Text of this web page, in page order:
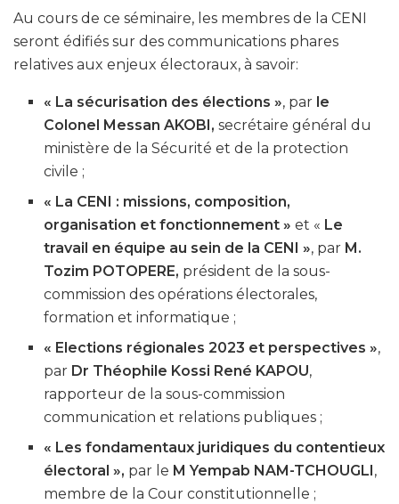
Au cours de ce séminaire, les membres de la CENI
seront édifiés sur des communications phares
relatives aux enjeux électoraux, à savoir:
« La sécurisation des élections », par le
Colonel Messan AKOBI, secrétaire général du
ministère de la Sécurité et de la protection
civile ;
« La CENI : missions, composition,
organisation et fonctionnement » et « Le
travail en équipe au sein de la CENI », par M.
Tozim POTOPERE, président de la sous-
commission des opérations électorales,
formation et informatique ;
« Elections régionales 2023 et perspectives »,
par Dr Théophile Kossi René KAPOU,
rapporteur de la sous-commission
communication et relations publiques ;
« Les fondamentaux juridiques du contentieux
électoral », par le M Yempab NAM-TCHOUGLI,
membre de la Cour constitutionnelle ;